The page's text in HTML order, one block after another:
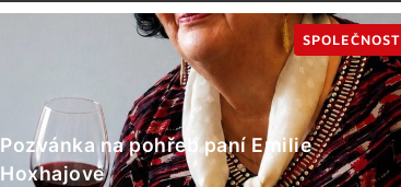
Pozvánka na pohřeb paní Emilie
Hoxhajové
SPOLEČNOST